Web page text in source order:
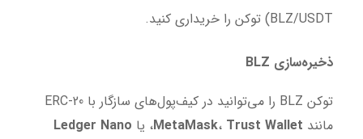
BLZ/USDT) توکن را خریداری کنید.
ذخیره‌سازی
توکن BLZ را می‌توانید در کیف‌پول‌های سازگار با ERC-20
مانند
MetaMask، Trust Wallet ، یا Ledger Nano